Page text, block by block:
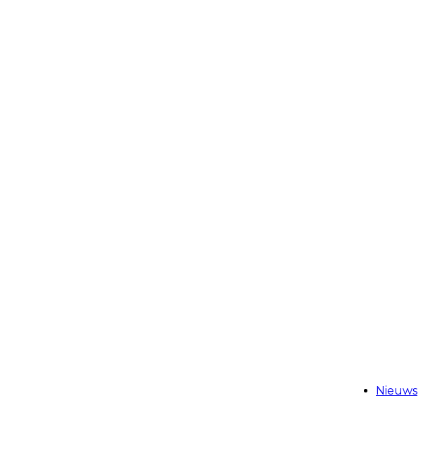
Nieuws